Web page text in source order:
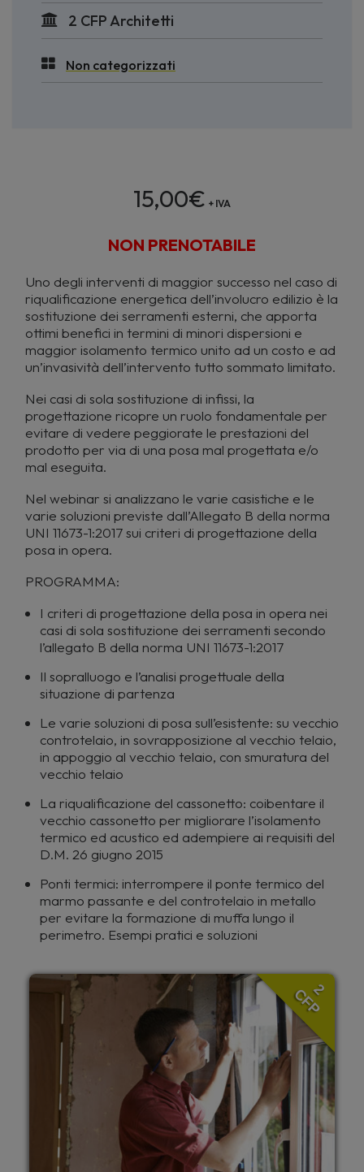
2 CFP Architetti
Non categorizzati
15,00€ + IVA
NON PRENOTABILE
Uno degli interventi di maggior successo nel caso di
riqualificazione energetica dell’involucro edilizio è la
sostituzione dei serramenti esterni, che apporta
ottimi benefici in termini di minori dispersioni e
maggior isolamento termico unito ad un costo e ad
un’invasività dell’intervento tutto sommato limitato.
Nei casi di sola sostituzione di infissi, la
progettazione ricopre un ruolo fondamentale per
evitare di vedere peggiorate le prestazioni del
prodotto per via di una posa mal progettata e/o
mal eseguita.
Nel webinar si analizzano le varie casistiche e le
varie soluzioni previste dall’Allegato B della norma
UNI 11673-1:2017 sui criteri di progettazione della
posa in opera.
PROGRAMMA:
I criteri di progettazione della posa in opera nei
casi di sola sostituzione dei serramenti secondo
l’allegato B della norma UNI 11673-1:2017
Il sopralluogo e l’analisi progettuale della
situazione di partenza
Le varie soluzioni di posa sull’esistente: su vecchio
controtelaio, in sovrapposizione al vecchio telaio,
in appoggio al vecchio telaio, con smuratura del
vecchio telaio
La riqualificazione del cassonetto: coibentare il
vecchio cassonetto per migliorare l’isolamento
termico ed acustico ed adempiere ai requisiti del
D.M. 26 giugno 2015
Ponti termici: interrompere il ponte termico del
marmo passante e del controtelaio in metallo
per evitare la formazione di muffa lungo il
perimetro. Esempi pratici e soluzioni
2
CFP